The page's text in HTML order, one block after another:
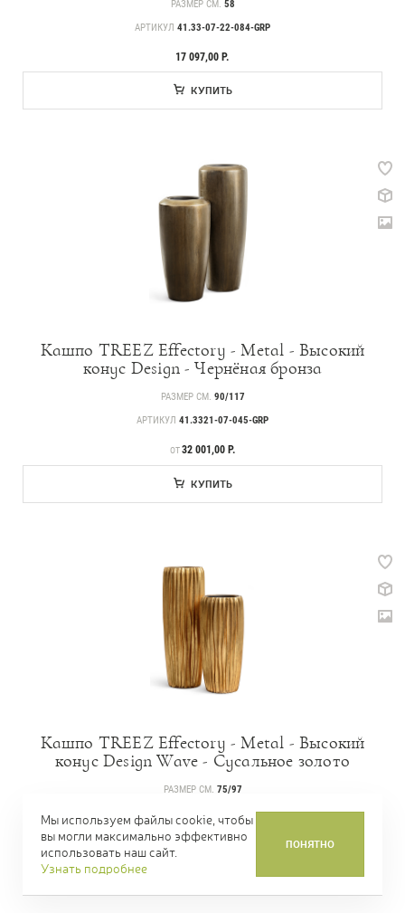
РАЗМЕР СМ. 58
АРТИКУЛ 41.33-07-22-084-GRP
17 097,00 Р.
КУПИТЬ
Кашпо TREEZ Effectory - Metal - Высокий
конус Design - Чернёная бронза
РАЗМЕР СМ. 90/117
АРТИКУЛ 41.3321-07-045-GRP
ЦЕНА
ОТ32 001,00 Р.
КУПИТЬ
Кашпо TREEZ Effectory - Metal - Высокий
конус Design Wave - Сусальное золото
РАЗМЕР СМ. 75/97
АРТИКУЛ
41.3321-07-047-GLD
ЦЕНА
ОТ23 187,00 Р.
Мы используем файлы cookie, чтобы
вы могли максимально эффективно
использовать наш сайт.
Узнать подробнее
ПОНЯТНО